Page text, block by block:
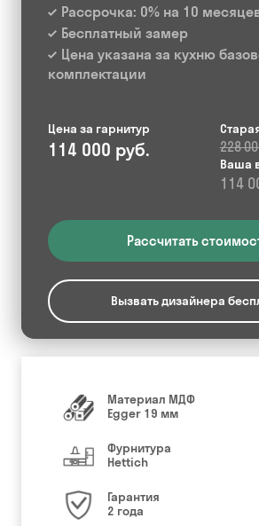
Рассрочка: 0% на 10
Бесплатный замер
Цена указана за кухню
комплектации
Цена за гарнитур
114 000 руб. 228
Ваша
114
Рассчитать
Вызвать дизайнера
Материал МДФ
Egger 19 мм
Фурнитура
Hettich
Гарантия
2 года